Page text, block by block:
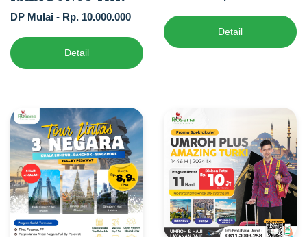
DP Mulai - Rp. 10.000.000
Detail
Detail